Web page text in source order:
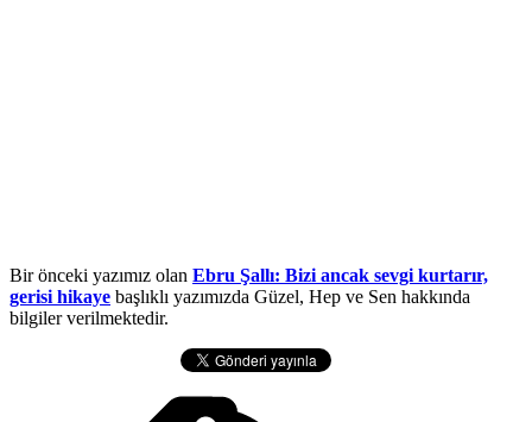
Bir önceki yazımız olan Ebru Şallı: Bizi ancak sevgi kurtarır,
gerisi hikaye başlıklı yazımızda Güzel, Hep ve Sen hakkında
bilgiler verilmektedir.